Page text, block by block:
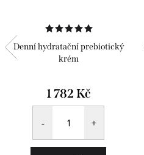
Denní hydratační prebiotický
krém
1 782 Kč